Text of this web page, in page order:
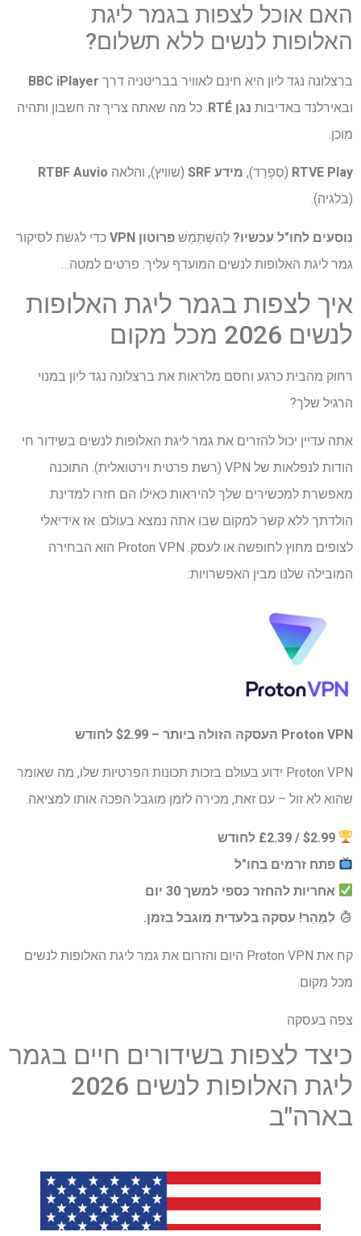
האם אוכל לצפות בגמר ליגת
האלופות לנשים ללא תשלום?
ברצלונה נגד ליון היא חינם לאוויר בבריטניה דרך BBC iPlayer
ובאירלנד באדיבות נגן RTÉ
. כל מה שאתה צריך זה חשבון ותהיה
מוכן.
RTVE Play (סְפָרַד), מידע SRF (שוויץ), והלאה RTBF Auvio
(בלגיה).
נוסעים לחו"ל עכשיו? לְהִשְׁתַמֵשׁ פרוטון VPN
כדי לגשת לסיקור
גמר ליגת האלופות לנשים המועדף עליך. פרטים למטה…
איך לצפות בגמר ליגת האלופות
לנשים 2026 מכל מקום
רחוק מהבית כרגע וחסם מלראות את ברצלונה נגד ליון במנוי
הרגיל שלך?
אתה עדיין יכול להזרים את גמר ליגת האלופות לנשים בשידור חי
הודות לנפלאות של VPN (רשת פרטית וירטואלית). התוכנה
מאפשרת למכשירים שלך להיראות כאילו הם חזרו למדינת
הולדתך ללא קשר למקום שבו אתה נמצא בעולם. אז אידיאלי
לצופים מחוץ לחופשה או לעסק. Proton VPN הוא הבחירה
המובילה שלנו מבין האפשרויות:
Proton VPN העסקה הזולה ביותר – $2.99 ​​לחודש
Proton VPN ידוע בעולם בזכות תכונות הפרטיות שלו, מה שאומר
שהוא לא זול – עם זאת, מכירה לזמן מוגבל הפכה אותו למציאה.
$2.99 ​​/ £2.39 לחודש
פתח זרמים בחו"ל
אחריות להחזר כספי למשך 30 יום
לְמַהֵר! עסקה בלעדית מוגבל בזמן.
קח את Proton VPN היום והזרום את גמר ליגת האלופות לנשים
מכל מקום.
צפה בעסקה
כיצד לצפות בשידורים חיים בגמר
ליגת האלופות לנשים 2026
בארה"ב